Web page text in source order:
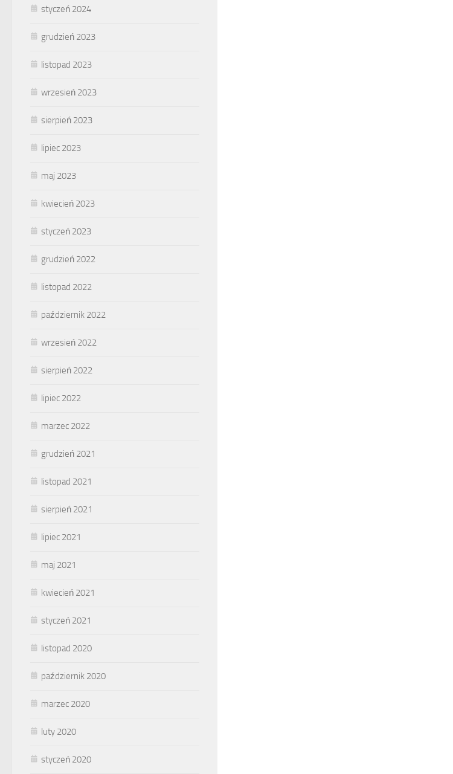
styczeń 2024
grudzień 2023
listopad 2023
wrzesień 2023
sierpień 2023
lipiec 2023
maj 2023
kwiecień 2023
styczeń 2023
grudzień 2022
listopad 2022
październik 2022
wrzesień 2022
sierpień 2022
lipiec 2022
marzec 2022
grudzień 2021
listopad 2021
sierpień 2021
lipiec 2021
maj 2021
kwiecień 2021
styczeń 2021
listopad 2020
październik 2020
marzec 2020
luty 2020
styczeń 2020